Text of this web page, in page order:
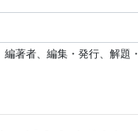
著者、編集・発行、解題